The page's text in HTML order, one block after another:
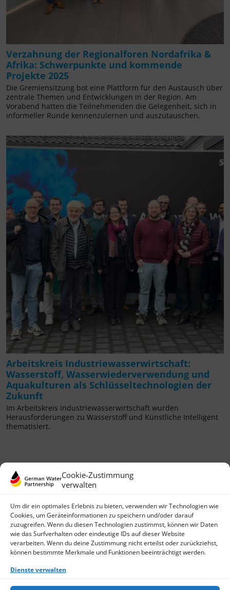
Cookie-Zustimmung
verwalten
Um dir ein optimales Erlebnis zu bieten, verwenden wir Technologien wie
Cookies, um Geräteinformationen zu speichern und/oder darauf
zuzugreifen. Wenn du diesen Technologien zustimmst, können wir Daten
wie das Surfverhalten oder eindeutige IDs auf dieser Website
verarbeiten. Wenn du deine Zustimmung nicht erteilst oder zurückziehst,
können bestimmte Merkmale und Funktionen beeinträchtigt werden.
Dienste verwalten
Verzahnung der Regionalforen Nordafrika &
Afrika: Schwerpunkte und kommende
Projekte 2025
Die Gremiensitzung bot eine Plattform für den Austausch über
zentrale Themen und Entwicklungen in der Region. Am
Vorabend hatten die Teilnehmenden die Gelegenheit, sich in
informeller Runde kennenzulernen und auszutauschen.
Arbeitskreis Industriewasserwirtschaft:
Wasserstoff, Wasserwiederverwendung und
Aquakulturen als Schlüsseltechnologien der
Zukunft
Im Arbeitskreis Industriewasserwirtschaft wurden
Herausforderungen zu Wasserstoff und Künstliche Intelligent
thematisiert.
German Water Partnership e.V.
Invalidenstraße 91
D-10115 Berlin